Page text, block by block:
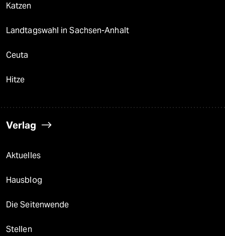
Katzen
Landtagswahl in Sachsen-Anhalt
Ceuta
Hitze
Verlag
Aktuelles
Hausblog
Die Seitenwende
Stellen